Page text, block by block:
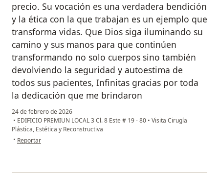
precio. Su vocación es una verdadera bendición
y la ética con la que trabajan es un ejemplo que
transforma vidas. Que Dios siga iluminando su
camino y sus manos para que continúen
transformando no solo cuerpos sino también
devolviendo la seguridad y autoestima de
todos sus pacientes, Infinitas gracias por toda
la dedicación que me brindaron
24 de febrero de 2026
• EDIFICIO PREMIUN LOCAL 3 Cl. 8 Este # 19 - 80 • Visita Cirugía
Plástica, Estética y Reconstructiva
• en opinión del usuario Nini Johanna
Reportar